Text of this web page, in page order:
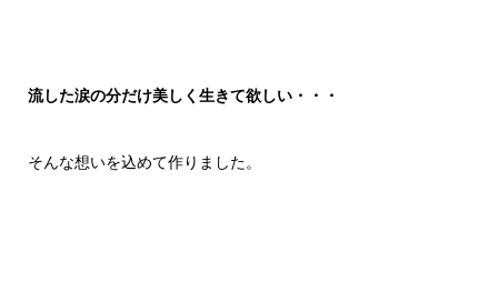
流した涙の分だけ美しく生きて欲しい・・・
そんな想いを込めて作りました。